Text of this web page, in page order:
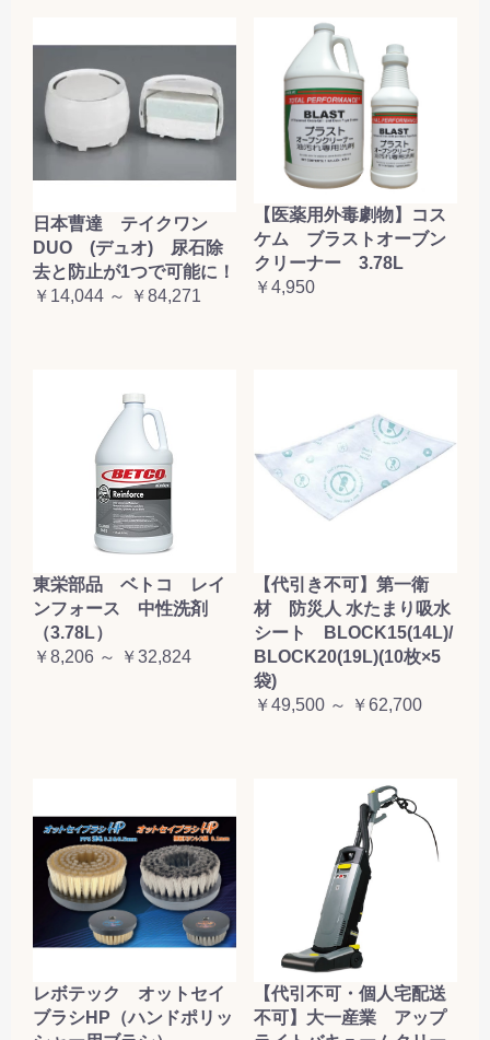
日本曹達 テイクワン
DUO (デュオ) 尿石除
去と防止が1つで可能に！
￥14,044 ～ ￥84,271
【医薬用外毒劇物】コス
ケム ブラストオーブン
クリーナー 3.78L
￥4,950
東栄部品 ベトコ レイ
ンフォース 中性洗剤
（3.78L）
￥8,206 ～ ￥32,824
【代引き不可】第一衛
材 防災人 水たまり吸水
シート BLOCK15(14L)/
BLOCK20(19L)(10枚×5
袋)
￥49,500 ～ ￥62,700
レボテック オットセイ
ブラシHP（ハンドポリッ
【代引不可・個人宅配送
不可】大一産業 アップ